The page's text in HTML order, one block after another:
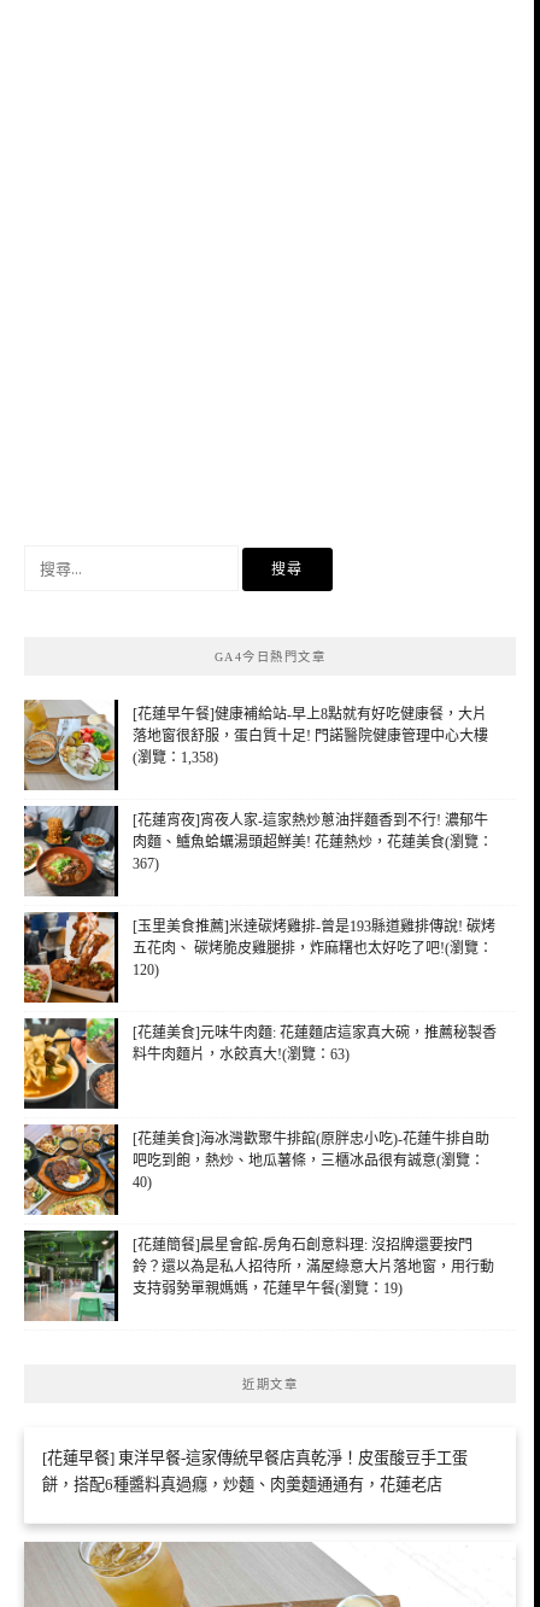
GA4今日熱門文章
[花蓮早午餐]健康補給站-早上8點就有好吃健康餐，大片
落地窗很舒服，蛋白質十足! 門諾醫院健康管理中心大樓
(瀏覽：1,358)
[花蓮宵夜]宵夜人家-這家熱炒蔥油拌麵香到不行! 濃郁牛
肉麵、鱸魚蛤蠣湯頭超鮮美! 花蓮熱炒，花蓮美食(瀏覽：
367)
[玉里美食推薦]米達碳烤雞排-曾是193縣道雞排傳說! 碳烤
五花肉、 碳烤脆皮雞腿排，炸麻糬也太好吃了吧!(瀏覽：
120)
[花蓮美食]元味牛肉麵: 花蓮麵店這家真大碗，推薦秘製香
料牛肉麵片，水餃真大!(瀏覽：63)
[花蓮美食]海冰灣歡聚牛排館(原胖忠小吃)-花蓮牛排自助
吧吃到飽，熱炒、地瓜薯條，三櫃冰品很有誠意(瀏覽：
40)
[花蓮簡餐]晨星會館-房角石創意料理: 沒招牌還要按門
鈴？還以為是私人招待所，滿屋綠意大片落地窗，用行動
支持弱勢單親媽媽，花蓮早午餐(瀏覽：19)
近期文章
[花蓮早餐] 東洋早餐-這家傳統早餐店真乾淨！皮蛋酸豆手工蛋
餅，搭配6種醬料真過癮，炒麵、肉羹麵通通有，花蓮老店